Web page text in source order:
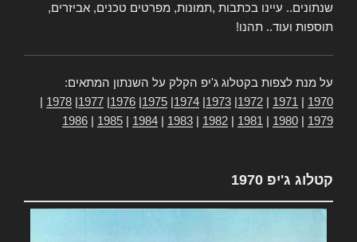
שנתונים.. עיינו בכתבות ,תמונות, מפרטים טכנים, אביזרים,
תוספות ועוד.. תהנו!
על מנת לצפות בקטלוג ג'יפ הקלק על השנתון המתאים:
1970
1971
1972
1973
1974
1975
1976
1977
1978
1979
1980
1981
1982
1983
1984
1985
1986
קטלוג ג'יפ 1970